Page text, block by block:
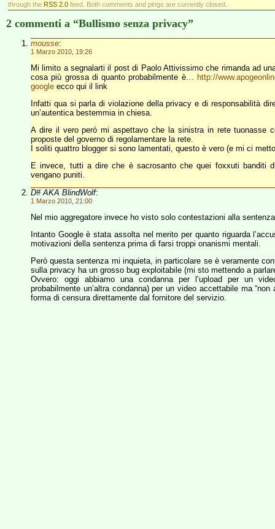
through the RSS 2.0 feed. Both comments and pings are currently closed.
2 commenti a “Bullismo senza privacy”
mousse:
1 Marzo 2010, 19:26
Mi limito a segnalarti il post di Paolo Attivissimo che rimanda ad
cosa più grossa di quanto probabilmente è… http://
google ecco qui il link
Infatti qua si parla di violazione della privacy e di responsabilità
un’autentica bestemmia in chiesa.
A dire il vero però mi aspettavo che la sinistra in rete
proposte del governo di regolamentare la rete.
I soliti quattro blogger si sono lamentati, questo è vero (e mi ci
E invece, tutti a dire che è sacrosanto che quei foxxuti banditi
vengano puniti.
D# AKA BlindWolf:
1 Marzo 2010, 21:00
Nel mio aggregatore invece ho visto solo contestazioni alla
Intanto Google è stata assolta nel merito per quanto riguarda
motivazioni della sentenza prima di farsi troppi onanismi mentali.
Però questa sentenza mi inquieta, in particolare se è veramente
sulla privacy ha un grosso bug exploitabile (mi sto mettendo a
Ovvero: oggi abbiamo una condanna per l’upload per un
probabilmente un’altra condanna) per un video accettabile ma
forma di censura direttamente dal fornitore del servizio.